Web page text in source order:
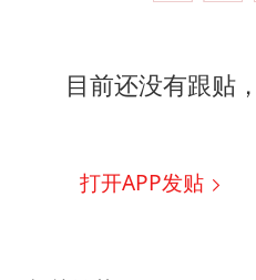
目前还没有跟贴
打开APP发贴